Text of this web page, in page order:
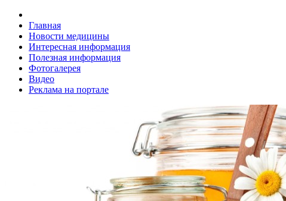
Главная
Новости медицины
Интересная информация
Полезная информация
Фотогалерея
Видео
Реклама на портале